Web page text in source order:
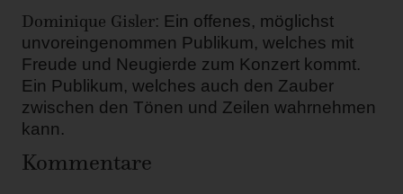
Dominique Gisler: Ein offenes, möglichst
unvoreingenommen Publikum, welches mit
Freude und Neugierde zum Konzert kommt.
Ein Publikum, welches auch den Zauber
zwischen den Tönen und Zeilen wahrnehmen
kann.
Kommentare